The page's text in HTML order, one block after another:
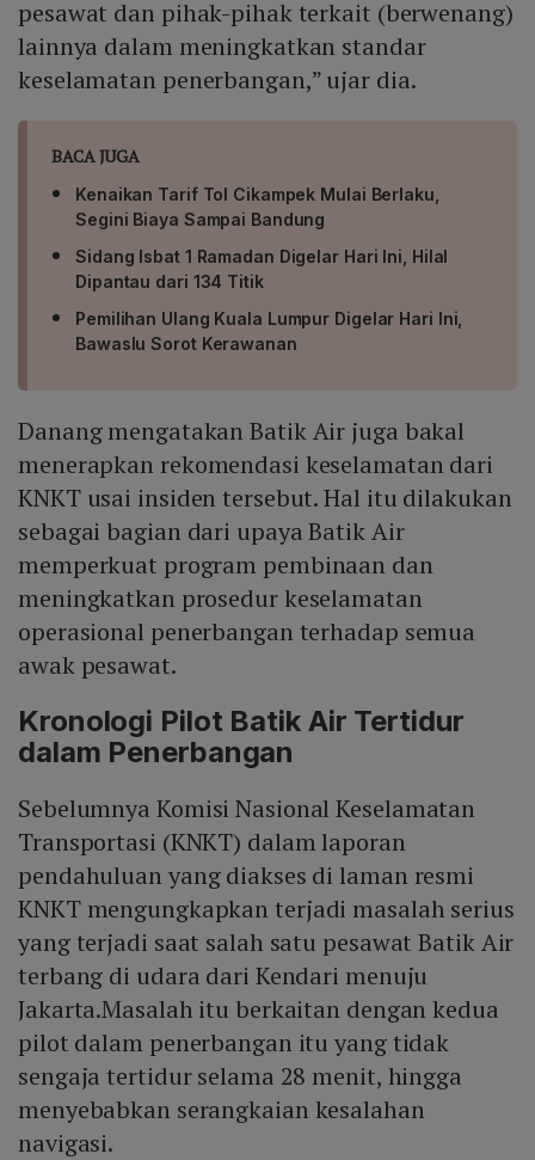
pesawat dan pihak-pihak terkait (berwenang)
lainnya dalam meningkatkan standar
keselamatan penerbangan,” ujar dia.
BACA JUGA
Kenaikan Tarif Tol Cikampek Mulai Berlaku,
Segini Biaya Sampai Bandung
Sidang Isbat 1 Ramadan Digelar Hari Ini, Hilal
Dipantau dari 134 Titik
Pemilihan Ulang Kuala Lumpur Digelar Hari Ini,
Bawaslu Sorot Kerawanan
Danang mengatakan Batik Air juga bakal
menerapkan rekomendasi keselamatan dari
KNKT usai insiden tersebut. Hal itu dilakukan
sebagai bagian dari upaya Batik Air
memperkuat program pembinaan dan
meningkatkan prosedur keselamatan
operasional penerbangan terhadap semua
awak pesawat.
Kronologi Pilot Batik Air Tertidur
dalam Penerbangan
Sebelumnya Komisi Nasional Keselamatan
Transportasi (KNKT) dalam laporan
pendahuluan yang diakses di laman resmi
KNKT mengungkapkan terjadi masalah serius
yang terjadi saat salah satu pesawat Batik Air
terbang di udara dari Kendari menuju
Jakarta.Masalah itu berkaitan dengan kedua
pilot dalam penerbangan itu yang tidak
sengaja tertidur selama 28 menit, hingga
menyebabkan serangkaian kesalahan
navigasi.